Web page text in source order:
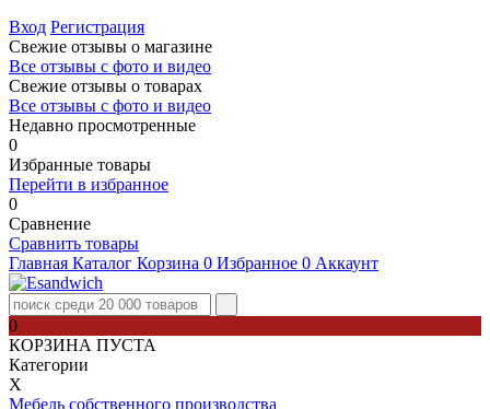
Вход Регистрация
Свежие отзывы о магазине
Все отзывы с фото и видео
Свежие отзывы о товарах
Все отзывы c фото и видео
Недавно просмотренные
0
Избранные товары
Перейти в избранное
0
Сравнение
Сравнить товары
Главная Каталог Корзина 0 Избранное 0 Аккаунт
0
КОРЗИНА ПУСТА
Категории
Х
Мебель собственного производства